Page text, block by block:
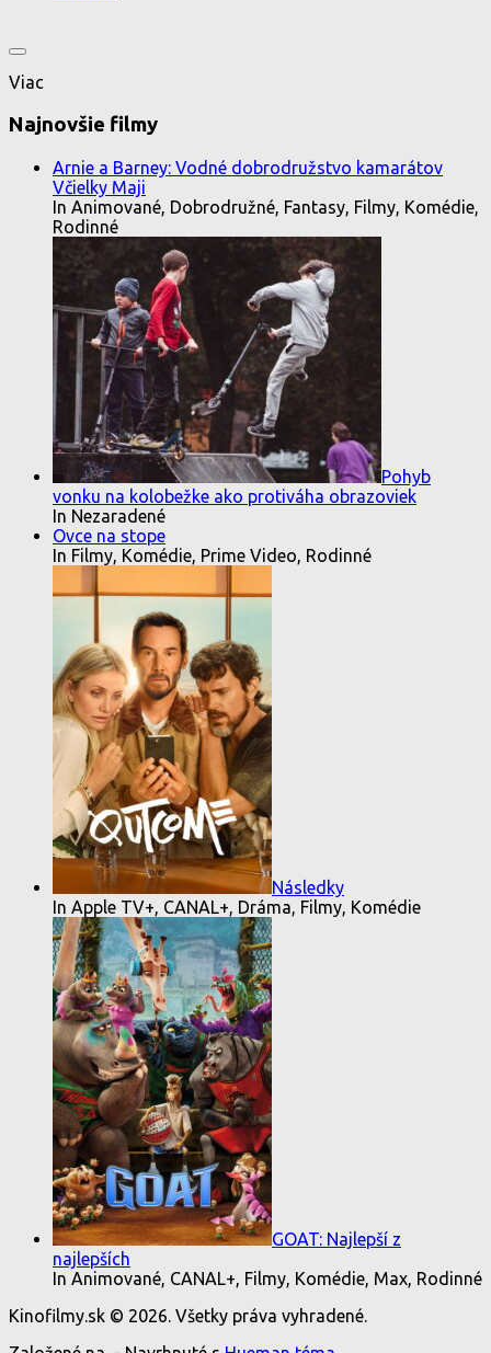
Viac
Najnovšie filmy
Arnie a Barney: Vodné dobrodružstvo kamarátov
Včielky Maji
In Animované, Dobrodružné, Fantasy, Filmy, Komédie,
Rodinné
Pohyb
vonku na kolobežke ako protiváha obrazoviek
In Nezaradené
Ovce na stope
In Filmy, Komédie, Prime Video, Rodinné
Následky
In Apple TV+, CANAL+, Dráma, Filmy, Komédie
GOAT: Najlepší z
najlepších
In Animované, CANAL+, Filmy, Komédie, Max, Rodinné
Kinofilmy.sk © 2026. Všetky práva vyhradené.